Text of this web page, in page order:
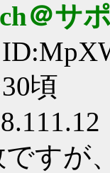
＠サ
頃
ですが